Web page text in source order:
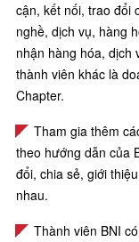
cận, kết nối, trao đổi
nghề, dịch vụ, hàng
nhận hàng hóa, dịch
thành viên khác là
Chapter.
Tham gia thêm
theo hướng dẫn của
đổi, chia sẻ, giới
nhau.
Thành viên BNI